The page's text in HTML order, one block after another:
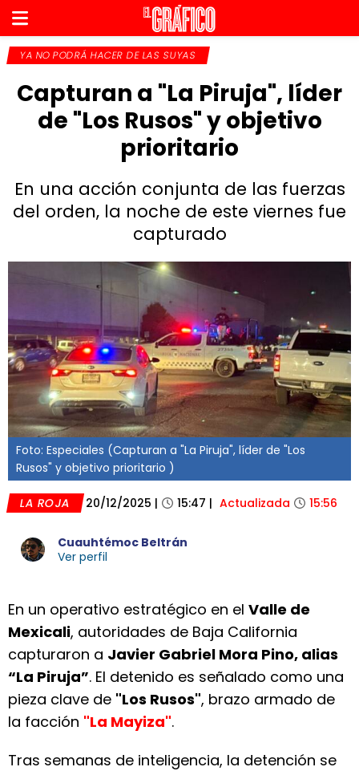
YA NO PODRÁ HACER DE LAS SUYAS
Capturan a "La Piruja", líder
de "Los Rusos" y objetivo
prioritario
En una acción conjunta de las fuerzas
del orden, la noche de este viernes fue
capturado
Foto: Especiales (Capturan a "La Piruja", líder de "Los
Rusos" y objetivo prioritario )
LA ROJA 20/12/2025 | 15:47 | Actualizada 15:56
Cuauhtémoc Beltrán
Ver perfil
En un operativo estratégico en el Valle de
Mexicali, autoridades de Baja California
capturaron a Javier Gabriel Mora Pino, alias
“La Piruja”. El detenido es señalado como una
pieza clave de "Los Rusos", brazo armado de
la facción "La Mayiza".
Tras semanas de inteligencia, la detención se